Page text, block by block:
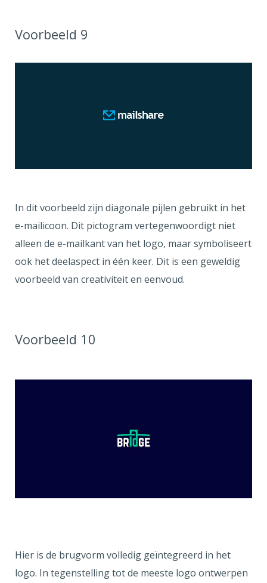
Voorbeeld 9
In dit voorbeeld zijn diagonale pijlen gebruikt in het
e-mailicoon. Dit pictogram vertegenwoordigt niet
alleen de e-mailkant van het logo, maar symboliseert
ook het deelaspect in één keer. Dit is een geweldig
voorbeeld van creativiteit en eenvoud.
Voorbeeld 10
Hier is de brugvorm volledig geïntegreerd in het
logo. In tegenstelling tot de meeste logo ontwerpen